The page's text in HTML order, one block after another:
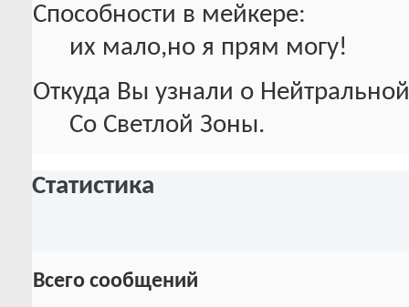
Способности в мейкере:
их мало,но я прям могу!
Откуда Вы узнали о
Со Светлой Зоны.
Статистика
Всего сообщений